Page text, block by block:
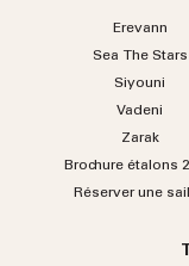
Erevann
Sea TheStars
Siyouni
Vadeni
Zarak
Brochure étalons
Réserver une